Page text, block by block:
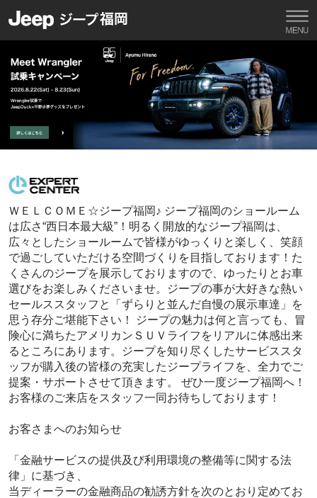
ＷＥＬＣＯＭＥ☆ジープ福岡♪ ジープ福岡のショールーム
は広さ“西日本最大級”！明るく開放的なジープ福岡は、
広々としたショールームで皆様がゆっくりと楽しく、笑顔
で過ごしていただける空間づくりを目指しております！た
くさんのジープを展示しておりますので、ゆったりとお車
選びをお楽しみくださいませ。ジープの事が大好きな熱い
セールススタッフと「ずらりと並んだ自慢の展示車達」を
思う存分ご堪能下さい！ ジープの魅力は何と言っても、冒
険心に満ちたアメリカンＳＵＶライフをリアルに体感出来
るところにあります。ジープを知り尽くしたサービススタ
ッフが購入後の皆様の充実したジープライフを、全力でご
提案・サポートさせて頂きます。 ぜひ一度ジープ福岡へ！
お客様のご来店をスタッフ一同お待ちしております！
お客さまへのお知らせ
「金融サービスの提供及び利用環境の整備等に関する法
律」に基づき、
当ディーラーの金融商品の勧誘方針を次のとおり定めてお